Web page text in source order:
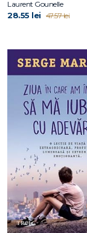
Laurent Gounelle
28.55 lei 47.57 lei